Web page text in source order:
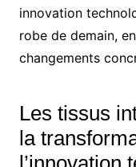
innovation
robe de demain,
changements
Les tissus
la